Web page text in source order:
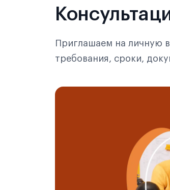
Приглашаем на личную
требования, сроки,